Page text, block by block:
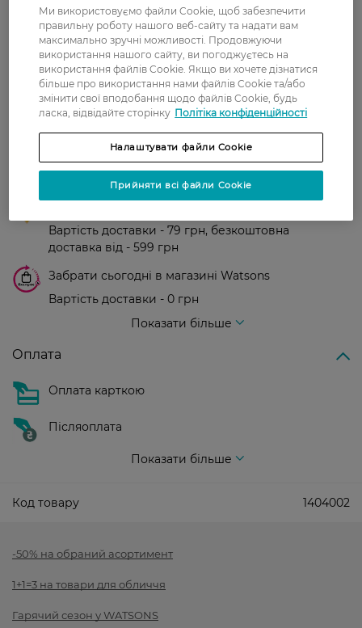
0
З 0 відгуків
0 відгуків
Доставка
У відділення Нової пошти - 99 грн,
безкоштовно від 699 грн
Вартість доставки - 79 грн, безкоштовна
доставка від - 599 грн
Забрати сьогодні в магазині Watsons
Вартість доставки - 0 грн
Показати більше
Оплата
Оплата карткою
Післяоплата
Показати більше
Код товару 1404002
-50% на обраний асортимент
1+1=3 на товари для обличчя
Гарячий сезон у WATSONS
Ми використовуємо файли Cookie, щоб забезпечити
правильну роботу нашого веб-сайту та надати вам
максимально зручні можливості. Продовжуючи
використання нашого сайту, ви погоджуєтесь на
використання файлів Cookie. Якщо ви хочете дізнатися
більше про використання нами файлів Cookie та/або
змінити свої вподобання щодо файлів Cookie, будь
ласка, відвідайте сторінку Політіка конфіденційності
Налаштувати файли Cookie
Прийняти всі файли Cookie